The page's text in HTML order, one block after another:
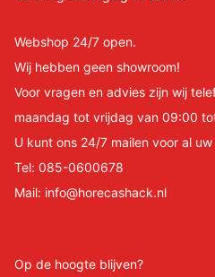
Webshop 24/7 open.
Wij hebben geen showroom!
Voor vragen en advies zijn wij
maandag tot vrijdag van 09:00
U kunt ons 24/7 mailen voor al
Tel: 085-0600678
Mail: info@horecashack.nl
Op de hoogte blijven?